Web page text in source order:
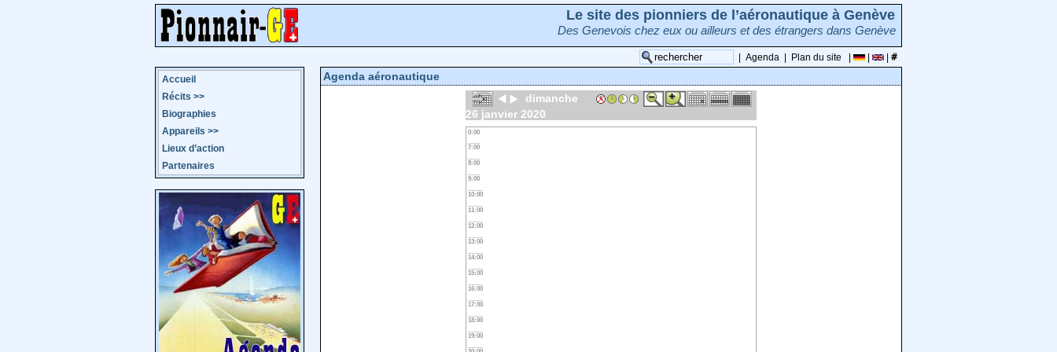
Le site des pionniers de l’aéronautique à Genève
Des Genevois chez eux ou ailleurs et des étrangers dans Genève
Agenda Plan du site
Accueil
Récits >>
Biographies
Appareils >>
Lieux d’action
Partenaires
Agenda aéronautique
dimanche
26 janvier 2020
0:00
7:00
8:00
9:00
10:00
11:00
12:00
13:00
14:00
15:00
16:00
17:00
18:00
19:00